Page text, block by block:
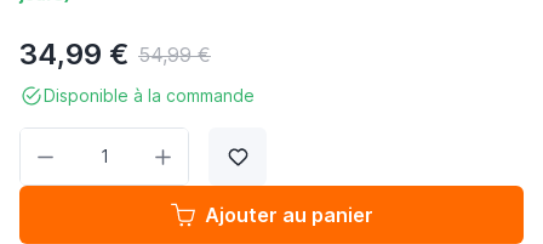
34,99 € 54,99 €
Disponible à la commande
Ajouter au panier